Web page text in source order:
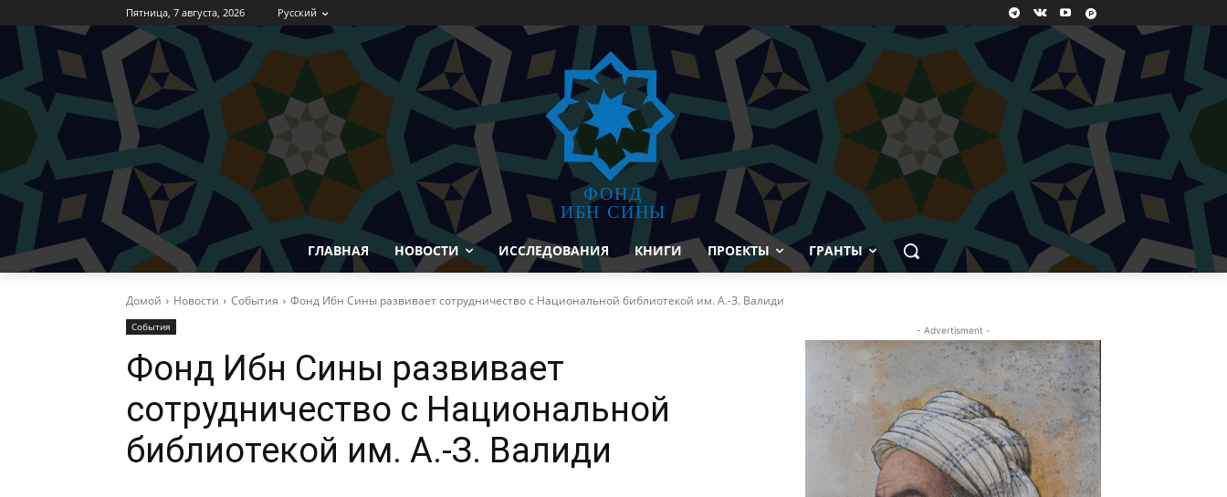
Пятница, 7 августа, 2026 Русский
ФОНД
ИБН СИНЫ
ГЛАВНАЯ НОВОСТИ ИССЛЕДОВАНИЯ КНИГИ ПРОЕКТЫ ГРАНТЫ
Домой Новости События Фонд Ибн Сины развивает сотрудничество с Национальной библиотекой им. А.-З. Валиди
События
Фонд Ибн Сины развивает
сотрудничество с Национальной
библиотекой им. А.-З. Валиди
- Advertisment -